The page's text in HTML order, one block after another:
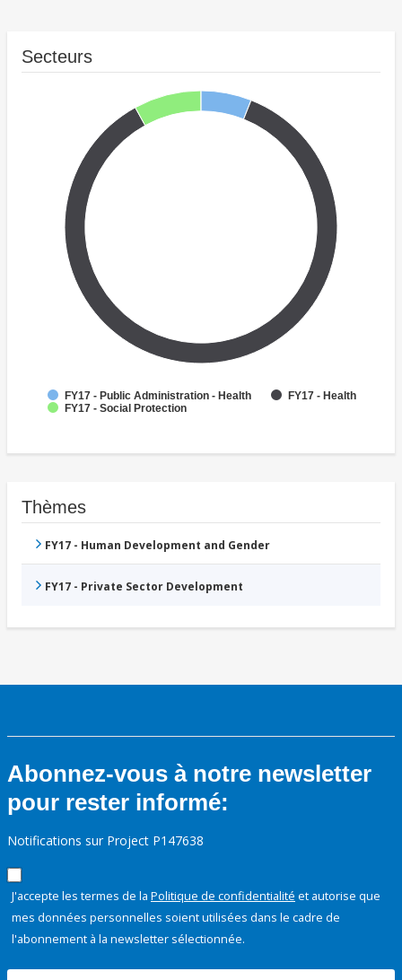
Secteurs
FY17 - Public Administration - Health
FY17 - Health
FY17 - Social Protection
Thèmes
FY17 - Human Development and Gender
FY17 - Private Sector Development
Abonnez-vous à notre newsletter
pour rester informé:
Notifications sur Project P147638
J'accepte les termes de la Politique de confidentialité et autorise que
mes données personnelles soient utilisées dans le cadre de
l'abonnement à la newsletter sélectionnée.